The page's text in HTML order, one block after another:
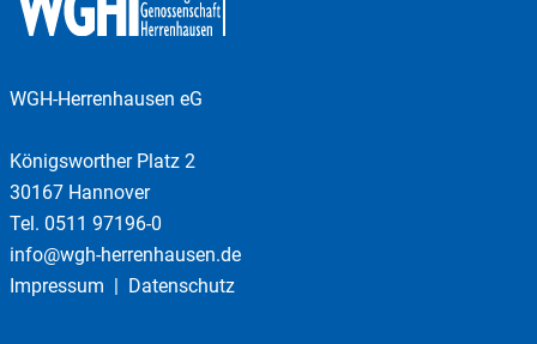
WGH-Herrenhausen eG
Königsworther Platz 2
30167 Hannover
Tel. 0511 97196-0
info@wgh-herrenhausen.de
Impressum
Datenschutz